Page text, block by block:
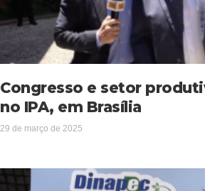
Congresso e setor
no IPA, em Brasília
29 de março de 2025